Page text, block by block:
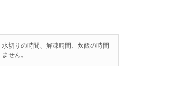
切りの時間、解凍時間、炊飯の時間
せん。